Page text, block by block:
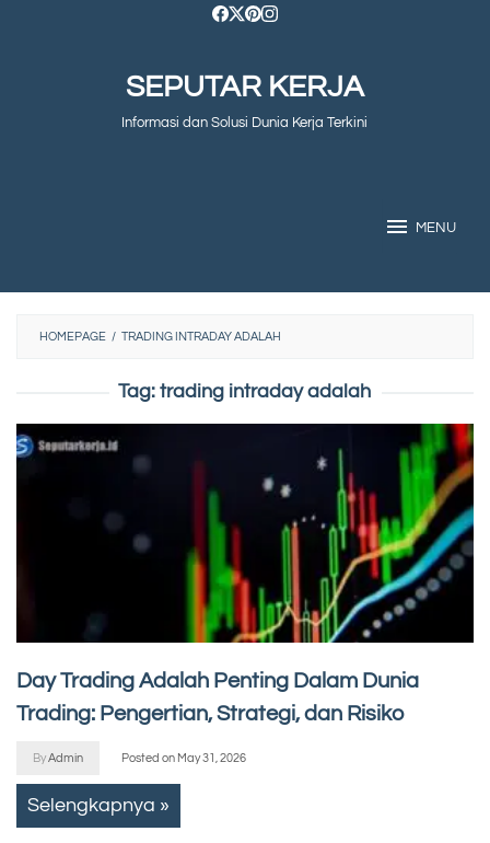
SEPUTAR KERJA
Informasi dan Solusi Dunia Kerja Terkini
MENU
HOMEPAGE / TRADING INTRADAY ADALAH
Tag:trading intraday adalah
Day Trading Adalah Penting Dalam Dunia
Trading: Pengertian, Strategi, dan Risiko
ByAdmin Posted on May 31, 2026
Selengkapnya »